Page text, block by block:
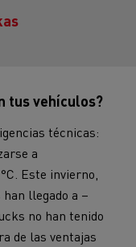
tus vehículos?
técnicas:
a
Este invierno,
llegado a –
no han tenido
de las ventajas